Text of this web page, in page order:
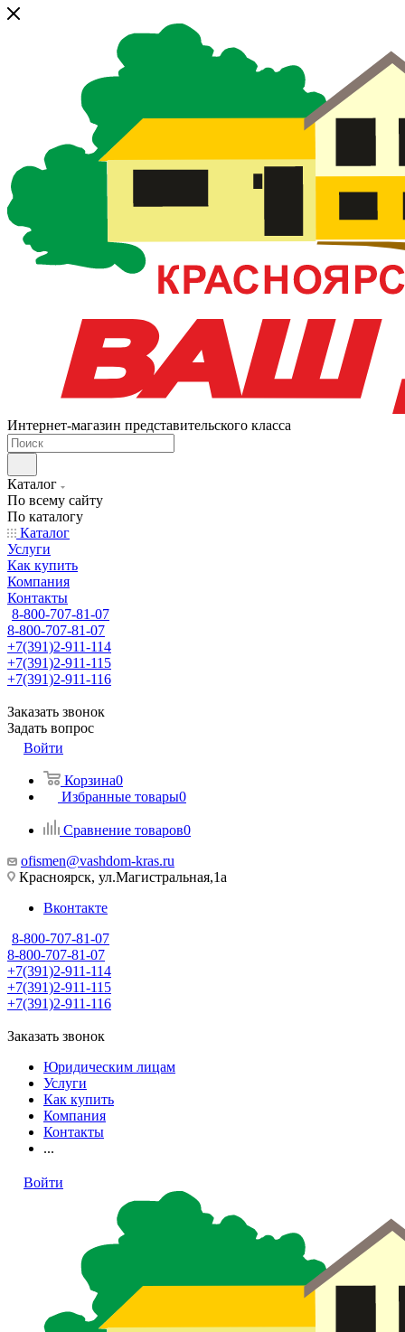
Интернет-магазин представительского класса
Каталог
По всему сайту
По каталогу
Каталог
Услуги
Как купить
Компания
Контакты
8-800-707-81-07
8-800-707-81-07
+7(391)2-911-114
+7(391)2-911-115
+7(391)2-911-116
Заказать звонок
Задать вопрос
Войти
Корзина0
Избранные товары0
Сравнение товаров0
ofismen@vashdom-kras.ru
Красноярск, ул.Магистральная,1а
Вконтакте
8-800-707-81-07
8-800-707-81-07
+7(391)2-911-114
+7(391)2-911-115
+7(391)2-911-116
Заказать звонок
Юридическим лицам
Услуги
Как купить
Компания
Контакты
...
Войти